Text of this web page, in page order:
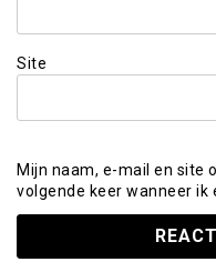
Site
Mijn naam, e-mail en site
volgende keer wanneer ik